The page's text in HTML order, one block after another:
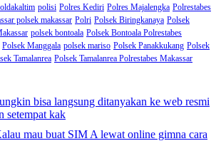
polisi Polres Kediri Polres Majalengka Polrestabes
polsek makassar Polri Polsek Biringkanaya Polsek
polsek bontoala Polsek Bontoala Polrestabes
Polsek Manggala polsek mariso Polsek Panakkukang Polsek
Tamalanrea Polsek Tamalanrea Polrestabes Makassar
bisa langsung ditanyakan ke web resmi
setempat kak
mau buat SIM A lewat online gimna cara